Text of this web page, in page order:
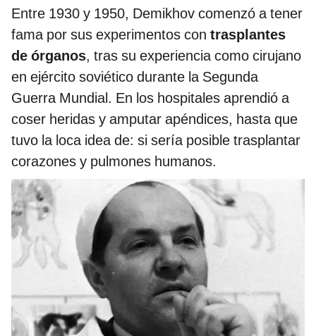
Entre 1930 y 1950, Demikhov comenzó a tener
fama por sus experimentos con trasplantes
de órganos, tras su experiencia como cirujano
en ejército soviético durante la Segunda
Guerra Mundial. En los hospitales aprendió a
coser heridas y amputar apéndices, hasta que
tuvo la loca idea de: si sería posible trasplantar
corazones y pulmones humanos.